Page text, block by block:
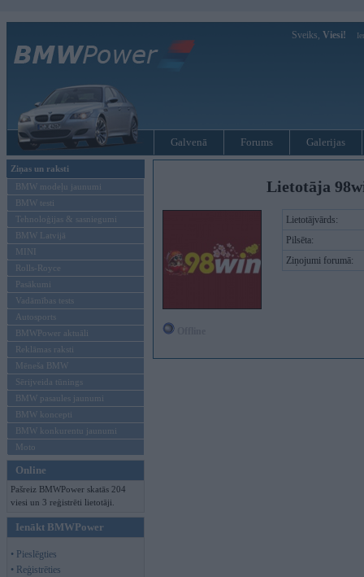
Sveiks, Viesi!
Galvenā Forums Galerijas
Ziņas un raksti
BMW modeļu jaunumi
BMW testi
Tehnoloģijas & sasniegumi
BMW Latvijā
MINI
Rolls-Royce
Pasākumi
Vadāmības tests
Autosports
BMWPower aktuāli
Reklāmas raksti
Mēneša BMW
Sērijveida tūnings
BMW pasaules jaunumi
BMW koncepti
BMW konkurentu jaunumi
Moto
Online
Pašreiz BMWPower skatās 204
viesi un 3 reģistrēti lietotāji.
Ienākt BMWPower
• Pieslēgties
• Reģistrēties
Lietotāja
Lietotājvārds:
Pilsēta:
Ziņojumi forumā: